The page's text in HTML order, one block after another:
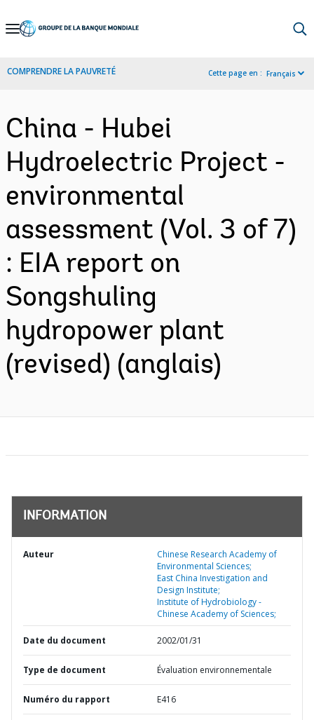
Skip
Navigation
COMPRENDRE LA PAUVRETÉ Cette page en : Français
China - Hubei
Hydroelectric Project -
environmental
assessment (Vol. 3 of 7)
: EIA report on
Songshuling
hydropower plant
(revised) (anglais)
INFORMATION
Auteur
Chinese Research Academy of
Environmental Sciences;
East China Investigation and
Design Institute;
Institute of Hydrobiology -
Chinese Academy of Sciences;
Date du document 2002/01/31
Type de document Évaluation environnementale
Numéro du rapport E416